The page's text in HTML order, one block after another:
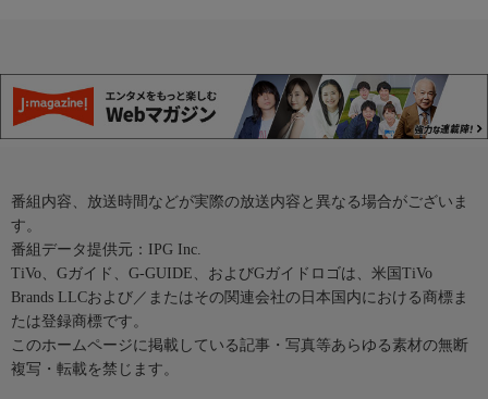
番組内容、放送時間などが実際の放送内容と異なる場合がございま
す。
番組データ提供元：IPG Inc.
TiVo、Gガイド、G-GUIDE、およびGガイドロゴは、米国TiVo
Brands LLCおよび／またはその関連会社の日本国内における商標ま
たは登録商標です。
このホームページに掲載している記事・写真等あらゆる素材の無断
複写・転載を禁じます。